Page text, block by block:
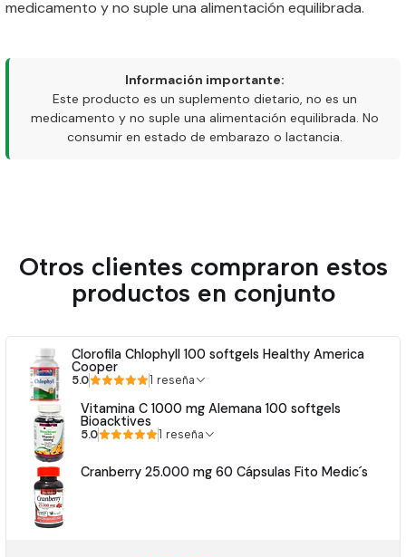
medicamento y no suple una alimentación equilibrada.
Información importante:
Este producto es un suplemento dietario, no es un
medicamento y no suple una alimentación equilibrada. No
consumir en estado de embarazo o lactancia.
Otros clientes compraron estos
productos en conjunto
Clorofila Chlophyll 100 softgels Healthy America
Cooper
5.0 1 reseña
Vitamina C 1000 mg Alemana 100 softgels
Bioacktives
5.0 1 reseña
Cranberry 25.000 mg 60 Cápsulas Fito Medic´s